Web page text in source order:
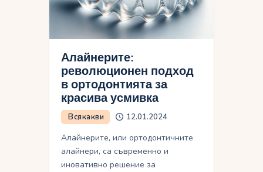
Алайнерите:
революционен подход
в ортодонтията за
красива усмивка
Всякакви 12.01.2024
Алайнерите, или ортодонтичните
алайнери, са съвременно и
иновативно решение за